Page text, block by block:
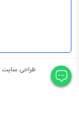
طراحی سایت